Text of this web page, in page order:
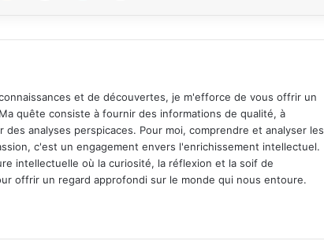
et de découvertes, je m'efforce de vous offrir un
quête consiste à fournir des informations de qualité, à
analyses perspicaces. Pour moi, comprendre et analyser les
c'est un engagement envers l'enrichissement intellectuel.
intellectuelle où la curiosité, la réflexion et la soif de
offrir un regard approfondi sur le monde qui nous entoure.